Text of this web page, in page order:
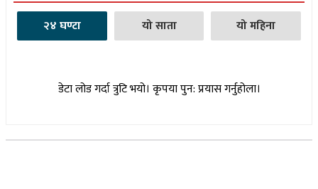
२४ घण्टा यो साता यो महिना
डेटा लोड गर्दा त्रुटि भयो। कृपया पुन: प्रयास गर्नुहोला।